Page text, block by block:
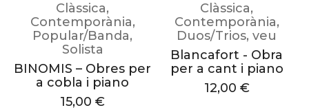
Clàssica,
Contemporània,
Popular/Banda,
Solista
BINOMIS – Obres per
a cobla i piano
15,00 €
Clàssica,
Contemporània,
Duos/Trios, veu
Blancafort - Obra
per a cant i piano
12,00 €